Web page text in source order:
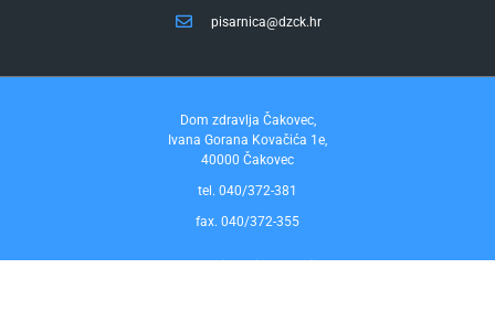
pisarnica@dzck.hr
Dom zdravlja Čakovec,
Ivana Gorana Kovačića 1e,
40000 Čakovec
tel. 040/372-381
fax. 040/372-355
Pravo na pristup informacijama